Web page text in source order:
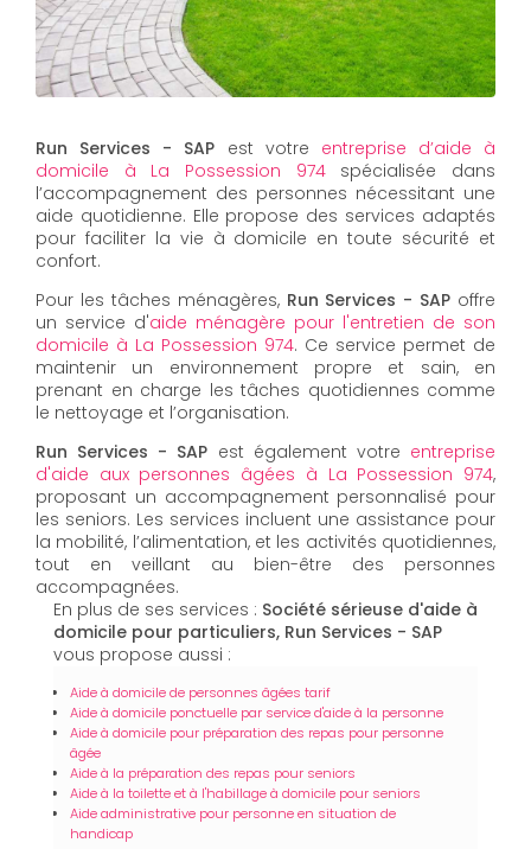
Run Services - SAP est votre entreprise d’aide à
domicile à La Possession 974spécialisée dans
l’accompagnement des personnes nécessitant une
aide quotidienne. Elle propose des services adaptés
pour faciliter la vie à domicile en toute sécurité et
confort.
Pour les tâches ménagères, Run Services - SAP offre
un service d'aide ménagère pour l'entretien de son
domicile à La Possession 974. Ce service permet de
maintenir un environnement propre et sain, en
prenant en charge les tâches quotidiennes comme
le nettoyage et l’organisation.
Run Services - SAP est également votre entreprise
d'aide aux personnes âgées à La Possession 974,
proposant un accompagnement personnalisé pour
les seniors. Les services incluent une assistance pour
la mobilité, l’alimentation, et les activités quotidiennes,
tout en veillant au bien-être des personnes
accompagnées.
En plus de ses services : Société sérieuse d'aide à
domicile pour particuliers, Run Services - SAP
vous propose aussi :
Aide à domicile de personnes âgées tarif
Aide à domicile ponctuelle par service d'aide à la personne
Aide à domicile pour préparation des repas pour personne
âgée
Aide à la préparation des repas pour seniors
Aide à la toilette et à l'habillage à domicile pour seniors
Aide administrative pour personne en situation de
handicap